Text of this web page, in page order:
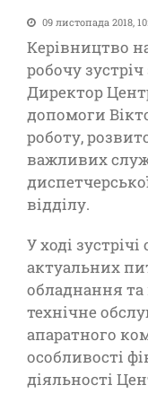
09 листопада 2018,
Керівництво
робочу
Директор
допомоги
роботу,
важливих
відділу.
У ході
актуальних
обладнання
технічне
апаратного
особливості
діяльності